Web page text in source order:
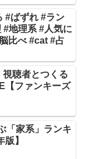
#ばずれ #ラン
#地理系 #人気に
比べ #cat #占
視聴者とつくる
【ファンキーズ
「家系」ランキ
】